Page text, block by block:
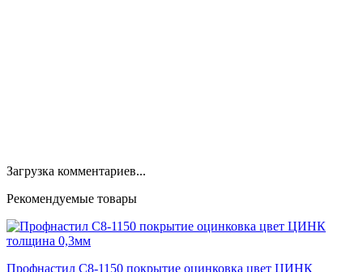
Загрузка комментариев...
Рекомендуемые товары
Профнастил С8-1150 покрытие оцинковка цвет ЦИНК